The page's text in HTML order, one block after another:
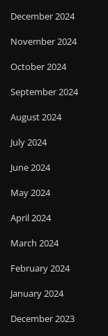
December 2024
November 2024
October 2024
September 2024
August 2024
July 2024
June 2024
May 2024
April 2024
March 2024
February 2024
January 2024
December 2023